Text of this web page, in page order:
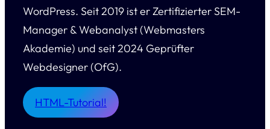
WordPress. Seit 2019 ist er Zertifizierter SEM-
Manager & Webanalyst (Webmasters
Akademie) und seit 2024 Geprüfter
Webdesigner (OfG).
HTML-Tutorial!